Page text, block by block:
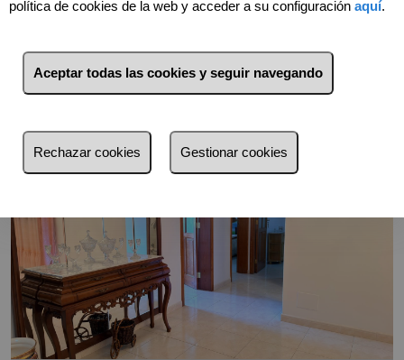
Volver
política de cookies de la web y acceder a su configuración aquí.
Aceptar todas las cookies y seguir navegando
Rechazar cookies Gestionar cookies